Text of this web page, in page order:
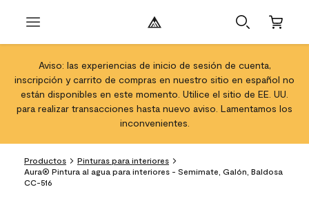
Aviso: las experiencias de inicio de sesión de cuenta,
inscripción y carrito de compras en nuestro sitio en español no
están disponibles en este momento. Utilice el sitio de EE. UU.
para realizar transacciones hasta nuevo aviso. Lamentamos los
inconvenientes.
Productos
Pinturas para interiores
Aura® Pintura al agua para interiores - Semimate, Galón, Baldosa
CC-516